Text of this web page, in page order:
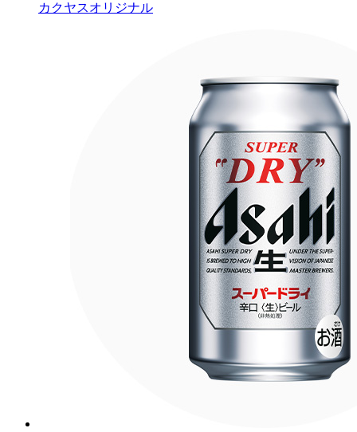
カクヤスオリジナル